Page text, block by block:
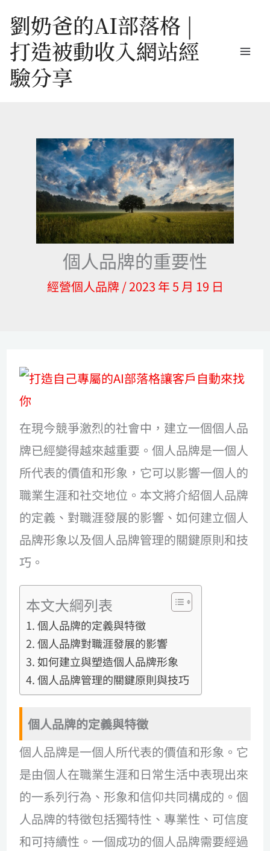
至
主
要
劉奶爸的AI部落格 |
打造被動收入網站經
驗分享
個人品牌的重要性
經營個人品牌/2023 年 5 月 19 日
在現今競爭激烈的社會中，建立一個個人品
牌已經變得越來越重要。個人品牌是一個人
所代表的價值和形象，它可以影響一個人的
職業生涯和社交地位。本文將介紹個人品牌
的定義、對職涯發展的影響、如何建立個人
品牌形象以及個人品牌管理的關鍵原則和技
巧。
本文大綱列表
個人品牌的定義與特徵
個人品牌對職涯發展的影響
如何建立與塑造個人品牌形象
個人品牌管理的關鍵原則與技巧
個人品牌的定義與特徵
個人品牌是一個人所代表的價值和形象。它
是由個人在職業生涯和日常生活中表現出來
的一系列行為、形象和信仰共同構成的。個
人品牌的特徵包括獨特性、專業性、可信度
和可持續性。一個成功的個人品牌需要經過